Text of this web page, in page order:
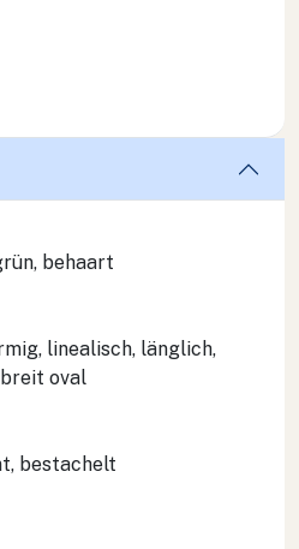
behaart
linealisch, länglich,
oval
bestachelt